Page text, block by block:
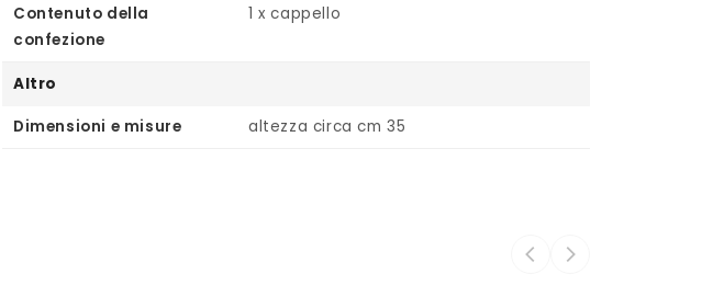
Contenuto della
confezione
1 x cappello
Altro
Dimensioni e misure altezza circa cm 35